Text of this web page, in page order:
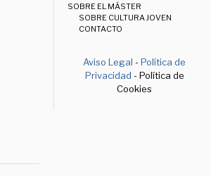
SOBRE EL MÁSTER
SOBRE CULTURA JOVEN
CONTACTO
Aviso Legal -Política de
Privacidad - Política de
Cookies